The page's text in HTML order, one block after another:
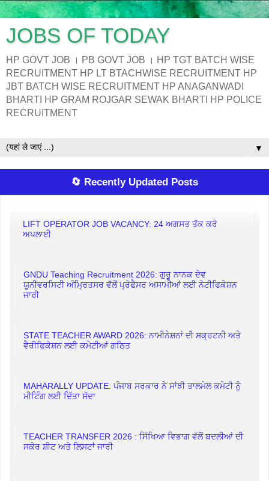
JOBS OF TODAY
HP GOVT JOB । PB GOVT JOB । HP TGT BATCH WISE
RECRUITMENT HP LT BTACHWISE RECRUITMENT HP
JBT BATCH WISE RECRUITMENT HP ANAGANWADI
BHARTI HP GRAM ROJGAR SEWAK BHARTI HP POLICE
RECRUITMENT
▼
🔄 Recently Updated Posts
LIFT OPERATOR JOB VACANCY: 24 ਅਗਸਤ ਤੱਕ ਕਰੋ
ਅਪਲਾਈ
GNDU Teaching Recruitment 2026: ਗੁਰੂ ਨਾਨਕ ਦੇਵ
ਯੂਨੀਵਰਸਿਟੀ ਅੰਮ੍ਰਿਤਸਰ ਵੱਲੋਂ ਪ੍ਰੋਫੈਸਰ ਅਸਾਮੀਆਂ ਲਈ ਨੋਟੀਫਿਕੇਸ਼ਨ
ਜਾਰੀ
STATE TEACHER AWARD 2026: ਨਾਮੀਨੇਸ਼ਨਾਂ ਦੀ ਸਕ੍ਰਟਨੀ ਅਤੇ
ਵੈਰੀਫਿਕੇਸ਼ਨ ਲਈ ਕਮੇਟੀਆਂ ਗਠਿਤ
MAHARALLY UPDATE: ਪੰਜਾਬ ਸਰਕਾਰ ਨੇ ਸਾਂਝੀ ਤਾਲਮੇਲ ਕਮੇਟੀ ਨੂੰ
ਮੀਟਿੰਗ ਲਈ ਦਿੱਤਾ ਸੱਦਾ
TEACHER TRANSFER 2026 : ਸਿੱਖਿਆ ਵਿਭਾਗ ਵੱਲੋਂ ਬਦਲੀਆਂ ਦੀ
ਸਕੋਰ ਸ਼ੀਟ ਅਤੇ ਲਿਸਟਾਂ ਜਾਰੀ